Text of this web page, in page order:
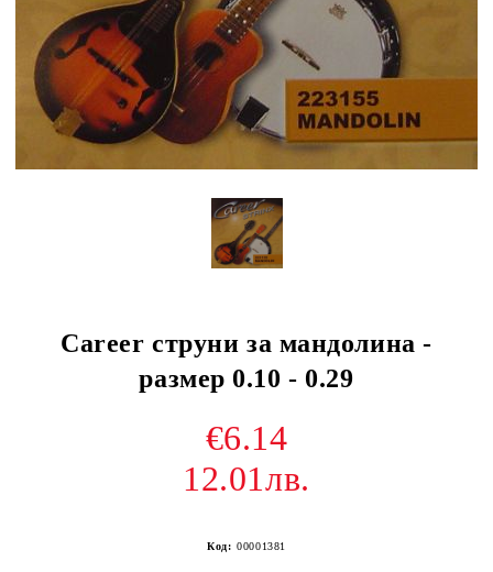
Career струни за мандолина -
размер 0.10 - 0.29
€6.14
12.01лв.
Код: 00001381